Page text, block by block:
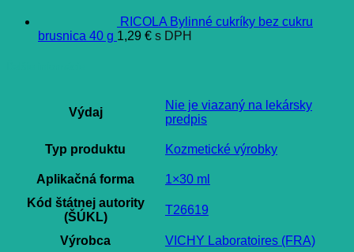
RICOLA Bylinné cukríky bez cukru
brusnica 40 g 1,29 € s DPH
Výdaj
Nie je viazaný na lekársky
predpis
Typ produktu Kozmetické výrobky
Aplikačná forma
1×30 ml
Kód štátnej autority
(ŠÚKL)
T26619
Výrobca VICHY Laboratoires (FRA)